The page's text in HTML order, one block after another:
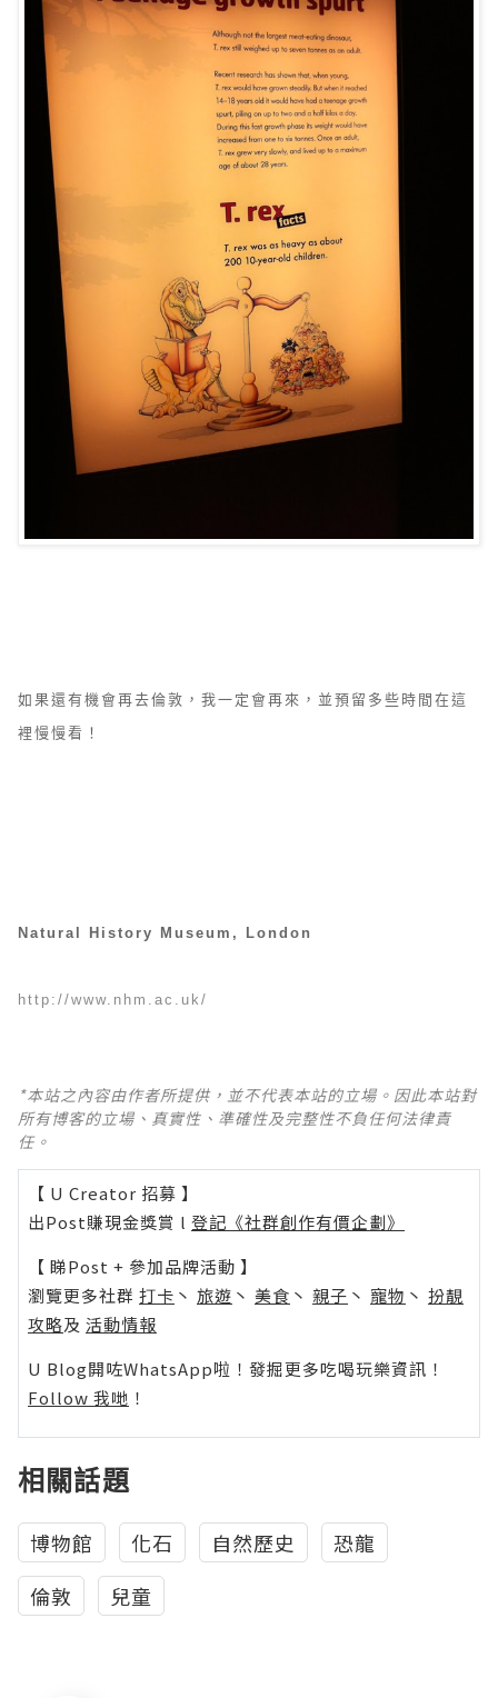
如果還有機會再去倫敦，我一定會再來，並預留多些時間在這
裡慢慢看！
Natural History Museum, London
http://www.nhm.ac.uk/
*本站之內容由作者所提供，並不代表本站的立場。因此本站對
所有博客的立場、真實性、準確性及完整性不負任何法律責
任。
【 U Creator 招募 】
出Post賺現金獎賞 l 登記《社群創作有價企劃》
【 睇Post + 參加品牌活動 】
瀏覽更多社群 打卡 丶 旅遊 丶 美食 丶 親子 丶 寵物 丶 扮靚
攻略及 活動情報
U Blog開咗WhatsApp啦！發掘更多吃喝玩樂資訊！
Follow 我哋 ！
相關話題
博物館 化石 自然歷史
恐龍
倫敦
兒童